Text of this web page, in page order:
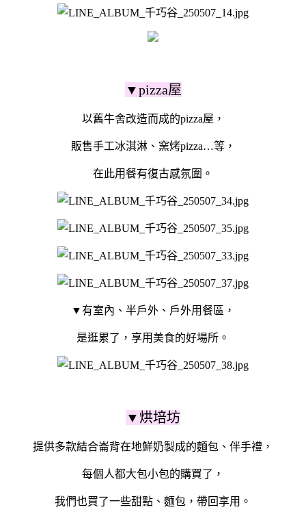
▼pizza屋
以舊牛舍改造而成的pizza屋，
販售手工冰淇淋、窯烤pizza…等，
在此用餐有復古感氛圍。
▼有室內、半戶外、戶外用餐區，
是逛累了，享用美食的好場所。
▼烘培坊
提供多款結合崙背在地鮮奶製成的麵包、伴手禮，
每個人都大包小包的購買了，
我們也買了一些甜點、麵包，帶回享用。